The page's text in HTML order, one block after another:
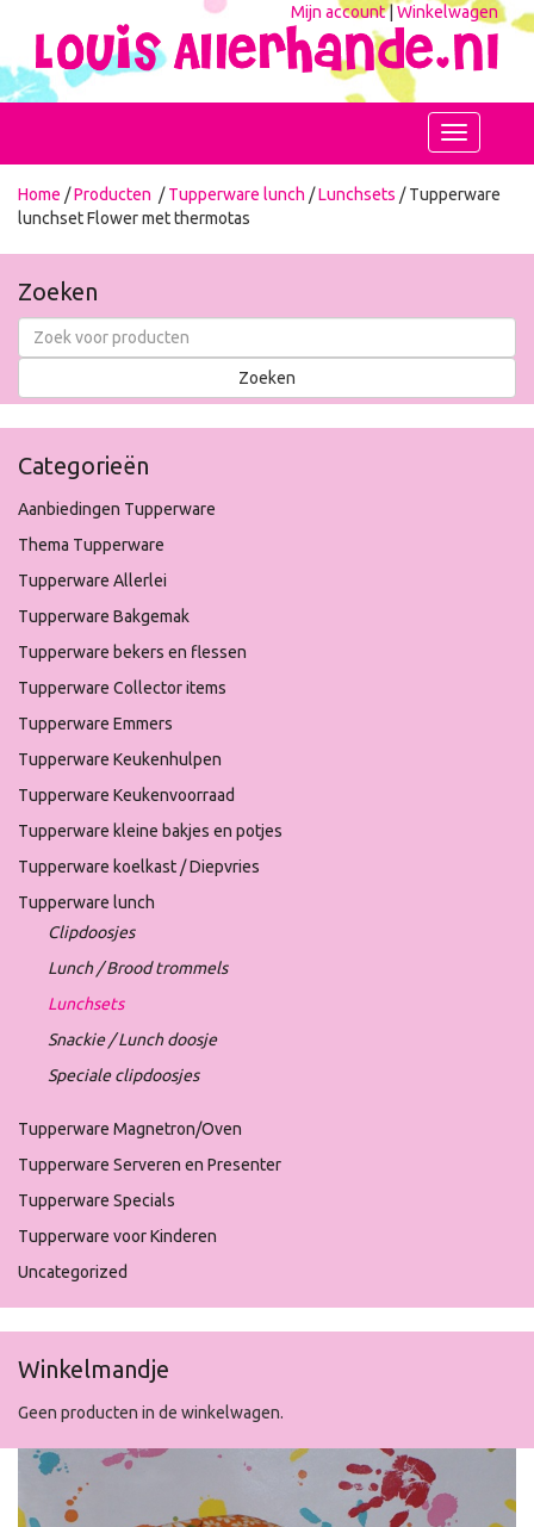
Mijn account|Winkelwagen
Toggle
navigation
Home /Producten /Tupperware lunch /Lunchsets / Tupperware
lunchset Flower met thermotas
Zoeken
Categorieën
Aanbiedingen Tupperware
Thema Tupperware
Tupperware Allerlei
Tupperware Bakgemak
Tupperware bekers en flessen
Tupperware Collector items
Tupperware Emmers
Tupperware Keukenhulpen
Tupperware Keukenvoorraad
Tupperware kleine bakjes en potjes
Tupperware koelkast / Diepvries
Tupperware lunch
Clipdoosjes
Lunch / Brood trommels
Lunchsets
Snackie / Lunch doosje
Speciale clipdoosjes
Tupperware Magnetron/Oven
Tupperware Serveren en Presenter
Tupperware Specials
Tupperware voor Kinderen
Uncategorized
Winkelmandje
Geen producten in de winkelwagen.